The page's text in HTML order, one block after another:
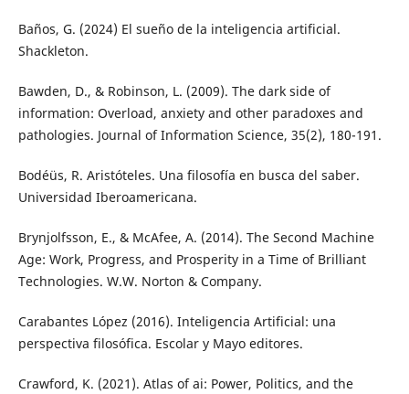
Baños, G. (2024) El sueño de la inteligencia artificial.
Shackleton.
Bawden, D., & Robinson, L. (2009). The dark side of
information: Overload, anxiety and other paradoxes and
pathologies. Journal of Information Science, 35(2), 180-191.
Bodéüs, R. Aristóteles. Una filosofía en busca del saber.
Universidad Iberoamericana.
Brynjolfsson, E., & McAfee, A. (2014). The Second Machine
Age: Work, Progress, and Prosperity in a Time of Brilliant
Technologies. W.W. Norton & Company.
Carabantes López (2016). Inteligencia Artificial: una
perspectiva filosófica. Escolar y Mayo editores.
Crawford, K. (2021). Atlas of ai: Power, Politics, and the